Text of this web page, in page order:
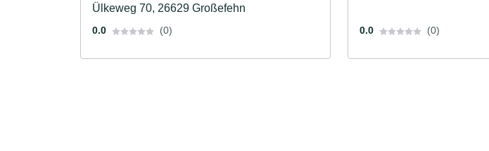
Ülkeweg 70, 26629 Großefehn
0.0 (0) 0.0 (0)